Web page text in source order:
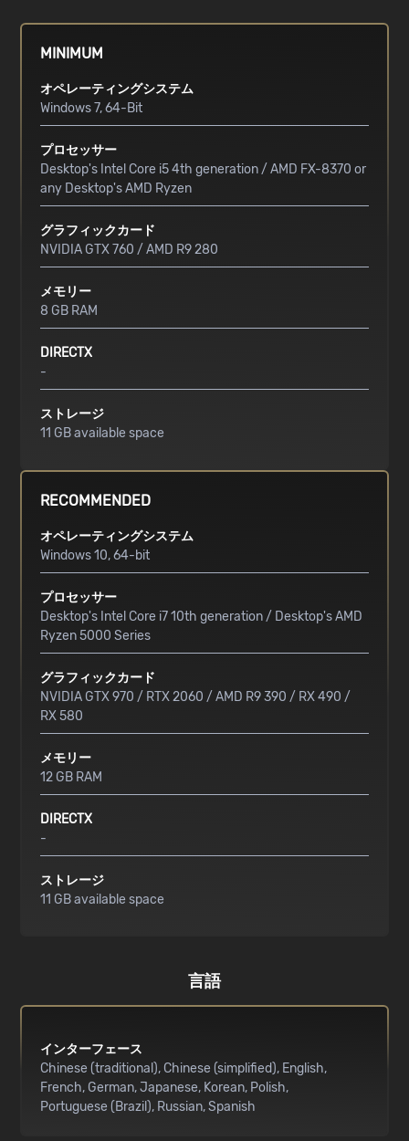
MINIMUM
オペレーティングシステム
Windows 7, 64-Bit
プロセッサー
Desktop's Intel Core i5 4th generation / AMD FX-8370 or
any Desktop's AMD Ryzen
グラフィックカード
NVIDIA GTX 760 / AMD R9 280
メモリー
8 GB RAM
DIRECTX
-
ストレージ
11 GB available space
RECOMMENDED
オペレーティングシステム
Windows 10, 64-bit
プロセッサー
Desktop's Intel Core i7 10th generation / Desktop's AMD
Ryzen 5000 Series
グラフィックカード
NVIDIA GTX 970 / RTX 2060 / AMD R9 390 / RX 490 /
RX 580
メモリー
12 GB RAM
DIRECTX
-
ストレージ
11 GB available space
言語
インターフェース
Chinese (traditional) Chinese (simplified) English
French German Japanese Korean Polish
Portuguese (Brazil) Russian Spanish